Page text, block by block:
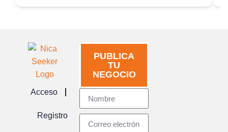
Acceso
Registro
PUBLICA
TU
NEGOCIO